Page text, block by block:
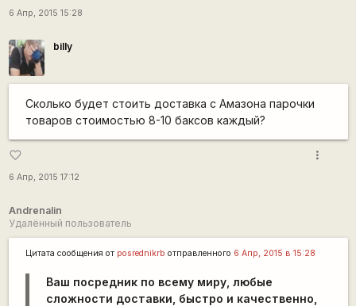
6 Апр, 2015 15:28
billy
Сколько будет стоить доставка с Амазона парочки
товаров стоимостью 8-10 баксов каждый?
favorite_border
6 Апр, 2015 17:12
more_vert
Andrenalin
Удалённый пользователь
Цитата сообщения от posrednikrb отправленного 6 Апр, 2015 в 15:28
Ваш посредник по всему миру, любые
сложности доставки, быстро и качественно,